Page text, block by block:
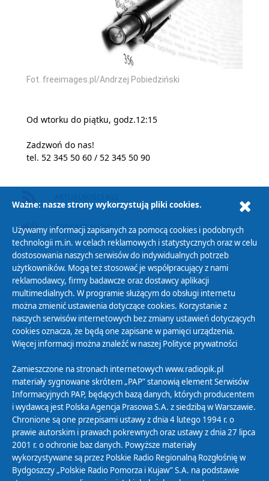
Fot. freeimages.pl/Andrzej Pobiedziński
Od wtorku do piątku, godz.12:15
Zadzwoń do nas!
tel. 52 345 50 60 / 52 345 50 90
PODCAST AUDIO
Polityka Prywatności
Zasady korzystania z Serwisu
Organizacje Pożytku Publicznego
Cyfryzacja DAB+
Polityka ochrony danych osobowych
Abonament
Zamówienia publiczne
Biuletyn Informacji Publicznej
Ważne: nasze strony wykorzystują pliki cookies.
Używamy informacji zapisanych za pomocą cookies i podobnych
technologii m.in. w celach reklamowych i statystycznych oraz w celu
dostosowania naszych serwisów do indywidualnych potrzeb
użytkowników. Mogą też stosować je współpracujący z nami
reklamodawcy, firmy badawcze oraz dostawcy aplikacji
multimedialnych. W programie służącym do obsługi internetu
można zmienić ustawienia dotyczące cookies. Korzystanie z
naszych serwisów internetowych bez zmiany ustawień dotyczących
cookies oznacza, że będą one zapisane w pamięci urządzenia.
Więcej informacji można znaleźć w naszej Polityce prywatności
Zamieszczone na stronach internetowych www.radiopik.pl
materiały sygnowane skrótem „PAP” stanowią element Serwisów
Informacyjnych PAP, będących bazą danych, których producentem
i wydawcą jest Polska Agencja Prasowa S.A. z siedzibą w Warszawie.
Chronione są one przepisami ustawy z dnia 4 lutego 1994 r. o
prawie autorskim i prawach pokrewnych oraz ustawy z dnia 27 lipca
2001 r. o ochronie baz danych. Powyższe materiały
wykorzystywane są przez Polskie Radio Regionalną Rozgłośnię w
Bydgoszczy „Polskie Radio Pomorza i Kujaw” S.A. na podstawie